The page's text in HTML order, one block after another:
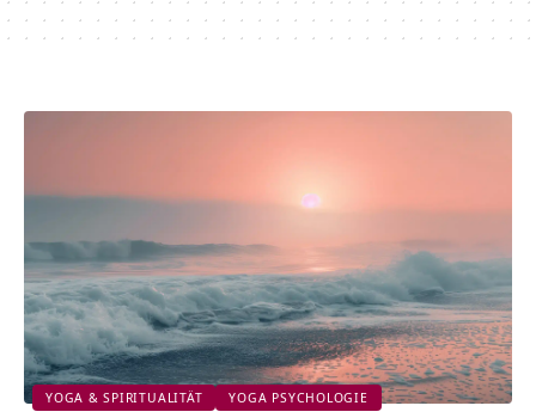
YOGA & SPIRITUALITÄT YOGA PSYCHOLOGIE